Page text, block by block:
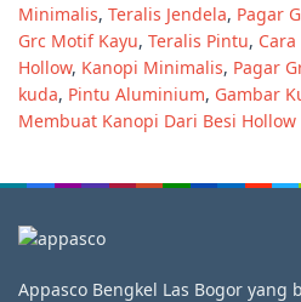
Minimalis, Teralis Jendela, Pagar
Grc Motif Kayu, Teralis Pintu,
Hollow, Kanopi Minimalis, Pagar
kuda, Pintu Aluminium, Gambar
Membuat Kanopi Dari Besi Hollow
Appasco Bengkel Las Bogor yang